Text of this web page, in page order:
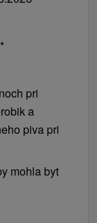
pri
a
piva pri
mohla byt